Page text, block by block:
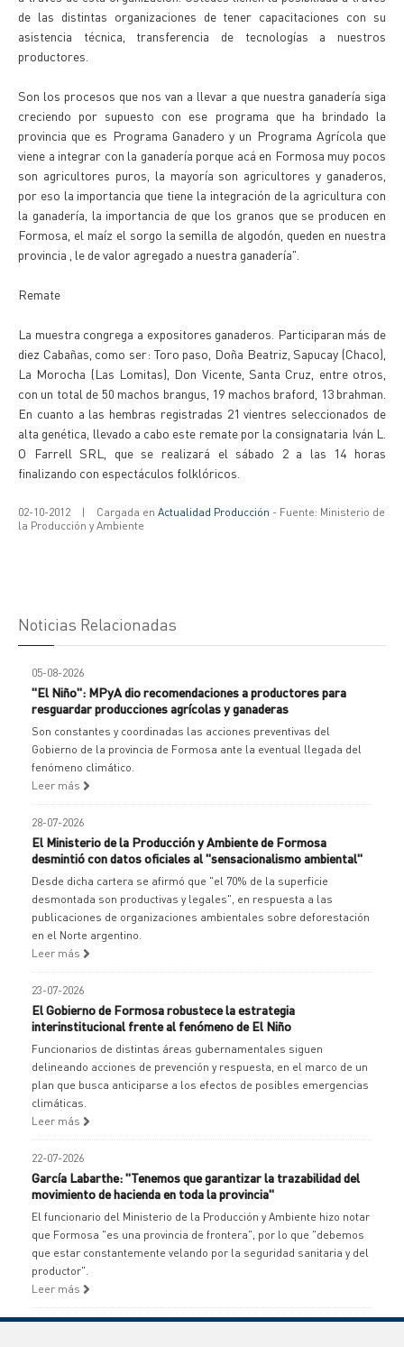
de las distintas organizaciones de tener capacitaciones con su
asistencia técnica, transferencia de tecnologías a nuestros
productores.
Son los procesos que nos van a llevar a que nuestra ganadería siga
creciendo por supuesto con ese programa que ha brindado la
provincia que es Programa Ganadero y un Programa Agrícola que
viene a integrar con la ganadería porque acá en Formosa muy pocos
son agricultores puros, la mayoría son agricultores y ganaderos,
por eso la importancia que tiene la integración de la agricultura con
la ganadería, la importancia de que los granos que se producen en
Formosa, el maíz el sorgo la semilla de algodón, queden en nuestra
provincia , le de valor agregado a nuestra ganadería".
Remate
La muestra congrega a expositores ganaderos. Participaran más de
diez Cabañas, como ser: Toro paso, Doña Beatriz, Sapucay (Chaco),
La Morocha (Las Lomitas), Don Vicente, Santa Cruz, entre otros,
con un total de 50 machos brangus, 19 machos braford, 13 brahman.
En cuanto a las hembras registradas 21 vientres seleccionados de
alta genética, llevado a cabo este remate por la consignataria Iván L.
O Farrell SRL, que se realizará el sábado 2 a las 14 horas
finalizando con espectáculos folklóricos.
02-10-2012 | Cargada en Actualidad Producción - Fuente: Ministerio de
la Producción y Ambiente
Noticias Relacionadas
05-08-2026
"El Niño": MPyA dio recomendaciones a productores para
resguardar producciones agrícolas y ganaderas
Son constantes y coordinadas las acciones preventivas del
Gobierno de la provincia de Formosa ante la eventual llegada del
fenómeno climático.
Leer más
28-07-2026
El Ministerio de la Producción y Ambiente de Formosa
desmintió con datos oficiales al "sensacionalismo ambiental"
Desde dicha cartera se afirmó que "el 70% de la superficie
desmontada son productivas y legales", en respuesta a las
publicaciones de organizaciones ambientales sobre deforestación
en el Norte argentino.
Leer más
23-07-2026
El Gobierno de Formosa robustece la estrategia
interinstitucional frente al fenómeno de El Niño
Funcionarios de distintas áreas gubernamentales siguen
delineando acciones de prevención y respuesta, en el marco de un
plan que busca anticiparse a los efectos de posibles emergencias
climáticas.
Leer más
22-07-2026
García Labarthe: "Tenemos que garantizar la trazabilidad del
movimiento de hacienda en toda la provincia"
El funcionario del Ministerio de la Producción y Ambiente hizo notar
que Formosa "es una provincia de frontera", por lo que "debemos
que estar constantemente velando por la seguridad sanitaria y del
productor".
Leer más